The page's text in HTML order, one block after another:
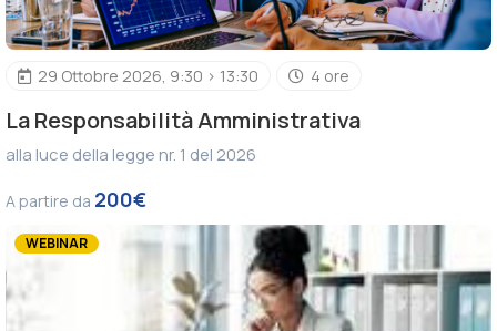
29 Ottobre 2026, 9:30 > 13:30 4 ore
La Responsabilità Amministrativa
alla luce della legge nr. 1 del 2026
A partire da 200€
WEBINAR